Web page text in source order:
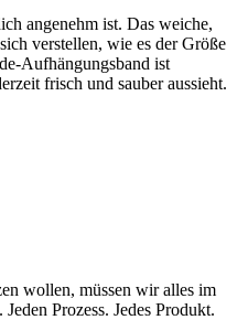
angenehm ist. Das weiche,
verstellen, wie es der Größe
Aufhängungsband ist
frisch und sauber aussieht.
wollen, müssen wir alles im
Prozess. Jedes Produkt.